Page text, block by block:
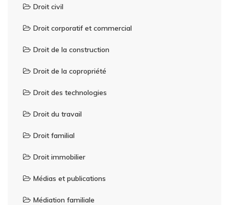
Droit civil
Droit corporatif et commercial
Droit de la construction
Droit de la copropriété
Droit des technologies
Droit du travail
Droit familial
Droit immobilier
Médias et publications
Médiation familiale